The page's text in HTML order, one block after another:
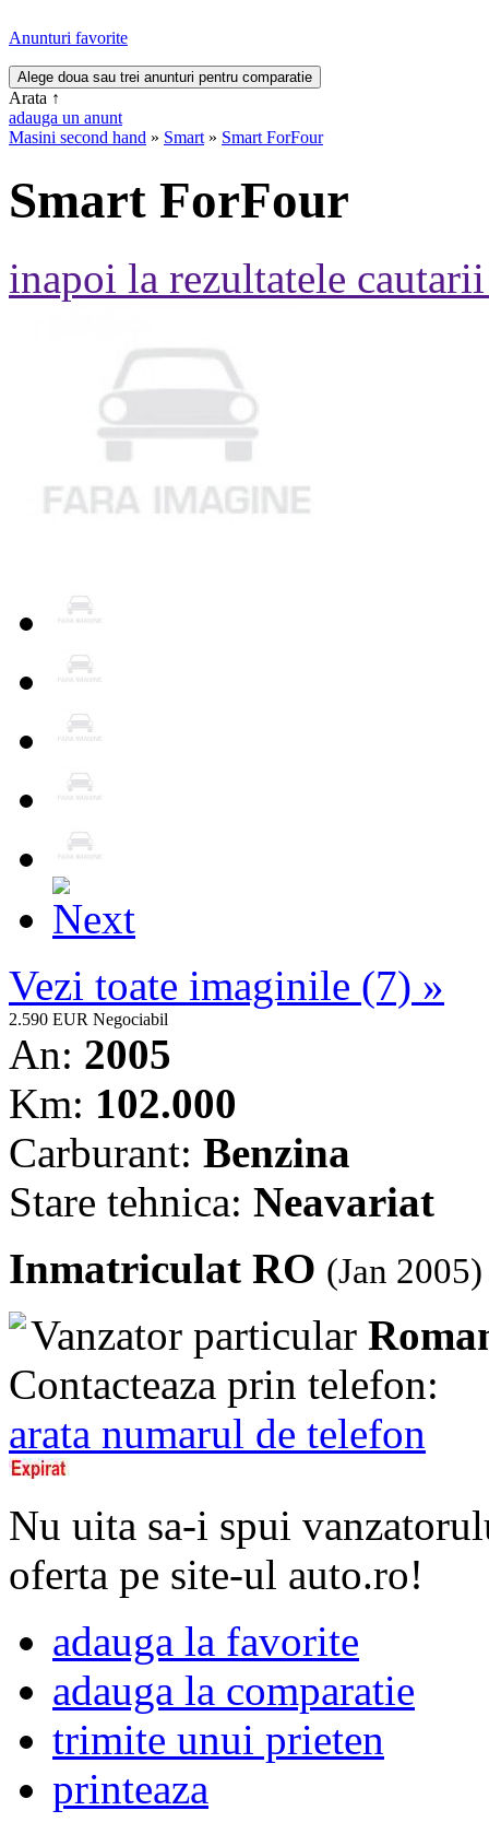
Anunturi favorite
Arata ↑
adauga un anunt
Masini second hand » Smart » Smart ForFour
Smart ForFour
inapoi la rezultatele
Vezi toate imaginile (7) »
2.590 EUR Negociabil
An: 2005
Km: 102.000
Carburant: Benzina
Stare tehnica: Neavariat
Inmatriculat RO (Jan 2005)
Vanzator particular
Contacteaza prin telefon:
arata numarul de telefon
Nu uita sa-i spui
oferta pe site-ul auto.ro!
adauga la favorite
adauga la comparatie
trimite unui prieten
printeaza